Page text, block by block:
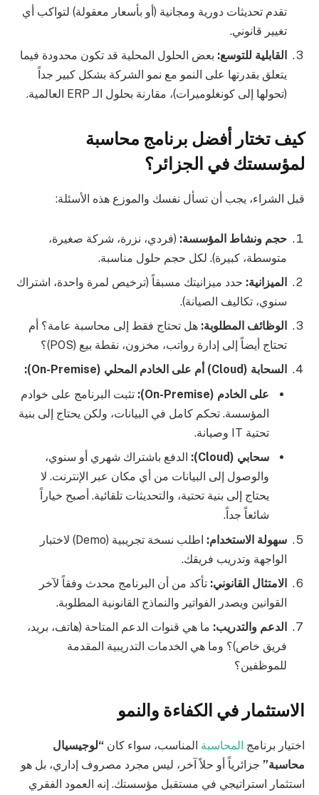
تقدم تحديثات دورية ومجانية (أو بأسعار معقولة) لتواكب أي
تغيير قانوني.
القابلية للتوسع: بعض الحلول المحلية قد تكون محدودة فيما
يتعلق بقدرتها على النمو مع نمو الشركة بشكل كبير جداً
(تحولها إلى كونغلوميرات)، مقارنة بحلول الـ ERP العالمية.
كيف تختار أفضل برنامج محاسبة
لمؤسستك في الجزائر؟
قبل الشراء، يجب أن تسأل نفسك والموزع هذه الأسئلة:
حجم ونشاط المؤسسة: (فردي، نزرة، شركة صغيرة،
متوسطة، كبيرة). لكل حجم حلول مناسبة.
الميزانية: حدد ميزانيتك مسبقاً (ترخيص لمرة واحدة، اشتراك
سنوي، تكاليف الصيانة).
الوظائف المطلوبة: هل تحتاج فقط إلى محاسبة عامة؟ أم
تحتاج أيضاً إلى إدارة رواتب، مخزون، نقطة بيع (POS)؟
السحابة (Cloud) أم على الخادم المحلي (On-Premise):
على الخادم (On-Premise):
تثبت البرنامج على خوادم
المؤسسة. تحكم كامل في البيانات، ولكن يحتاج إلى بنية
تحتية IT وصيانة.
سحابي (Cloud):
الدفع باشتراك شهري أو سنوي،
والوصول إلى البيانات من أي مكان عبر الإنترنت. لا
يحتاج إلى بنية تحتية، والتحديثات تلقائية. أصبح خياراً
شائعاً جداً.
سهولة الاستخدام:
اطلب نسخة تجريبية (Demo) لاختبار
الواجهة وتدريب فريقك.
الامتثال القانوني: تأكد من أن البرنامج محدث وفقاً لآخر
القوانين ويصدر الفواتير والنماذج القانونية المطلوبة.
الدعم والتدريب: ما هي قنوات الدعم المتاحة (هاتف، بريد،
فريق خاص)؟ وما هي الخدمات التدريبية المقدمة
للموظفين؟
الاستثمار في الكفاءة والنمو
اختيار برنامج المحاسبة المناسب، سواء كان “لوجيسيال
محاسبة” جزائرياً أو حلاً آخر، ليس مجرد مصروف إداري، بل هو
استثمار استراتيجي في مستقبل مؤسستك. إنه العمود الفقري